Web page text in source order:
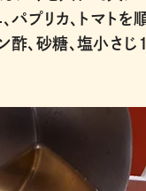
パプリカ、トマト
酢、砂糖、塩小さ